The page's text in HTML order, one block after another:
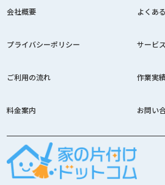
会社概要 よくあ
プライバシーポリシー サービ
ご利用の流れ 作業実
料金案内 お問い